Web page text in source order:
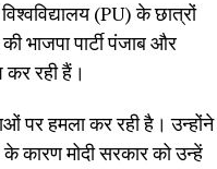
(PU) के छात्रों
भाजपा पार्टी पंजाब और
रही हैं।
पर हमला कर रही है। उन्होंने
कारण मोदी सरकार को उन्हें